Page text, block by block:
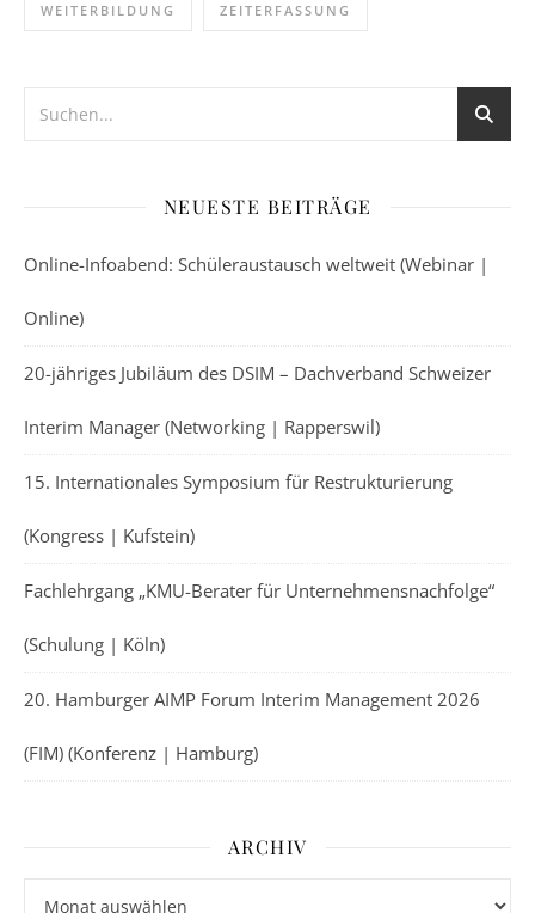
WEITERBILDUNG ZEITERFASSUNG
NEUESTE BEITRÄGE
Online-Infoabend: Schüleraustausch weltweit (Webinar |
Online)
20-jähriges Jubiläum des DSIM – Dachverband Schweizer
Interim Manager (Networking | Rapperswil)
15. Internationales Symposium für Restrukturierung
(Kongress | Kufstein)
Fachlehrgang „KMU-Berater für Unternehmensnachfolge“
(Schulung | Köln)
20. Hamburger AIMP Forum Interim Management 2026
(FIM) (Konferenz | Hamburg)
ARCHIV